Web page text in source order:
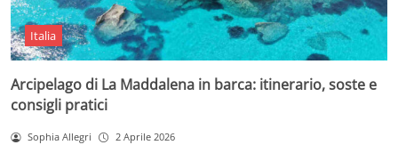
Italia
Arcipelago di La Maddalena in barca: itinerario, soste e
consigli pratici
Sophia Allegri 2 Aprile 2026